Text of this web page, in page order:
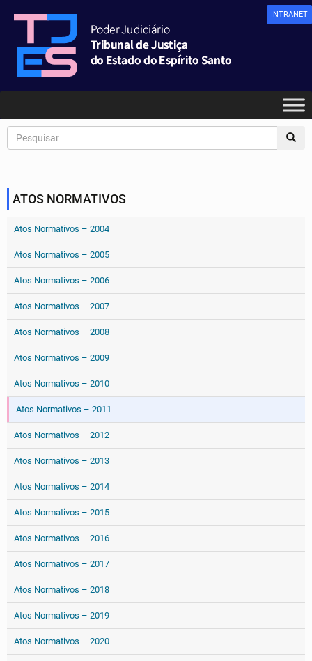
INTRANET
ATOS NORMATIVOS
Atos Normativos – 2004
Atos Normativos – 2005
Atos Normativos – 2006
Atos Normativos – 2007
Atos Normativos – 2008
Atos Normativos – 2009
Atos Normativos – 2010
Atos Normativos – 2011
Atos Normativos – 2012
Atos Normativos – 2013
Atos Normativos – 2014
Atos Normativos – 2015
Atos Normativos – 2016
Atos Normativos – 2017
Atos Normativos – 2018
Atos Normativos – 2019
Atos Normativos – 2020